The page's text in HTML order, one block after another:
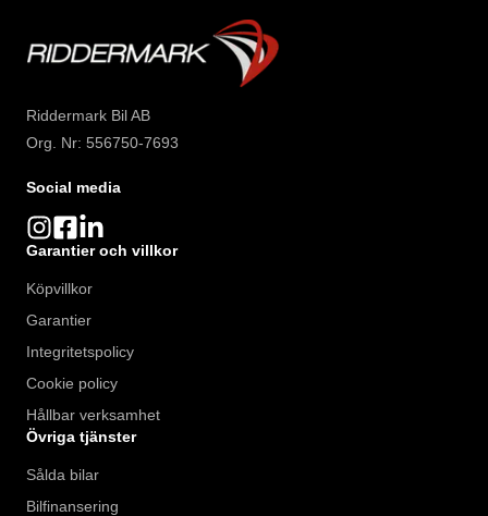
Riddermark Bil AB
Org. Nr: 556750-7693
Social media
Garantier och villkor
Köpvillkor
Garantier
Integritetspolicy
Cookie policy
Hållbar verksamhet
Övriga tjänster
Sålda bilar
Bilfinansering